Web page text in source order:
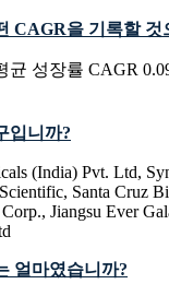
CAGR을 기록할 것
성장률 CAGR
입니까?
(India) Pvt. Ltd,
Santa Cruz
Jiangsu Ever
얼마였습니까?